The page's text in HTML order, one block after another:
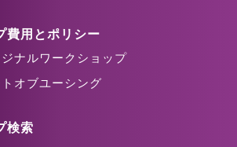
費用とポリシー
ナルワークショップ
オブユーシング
検索